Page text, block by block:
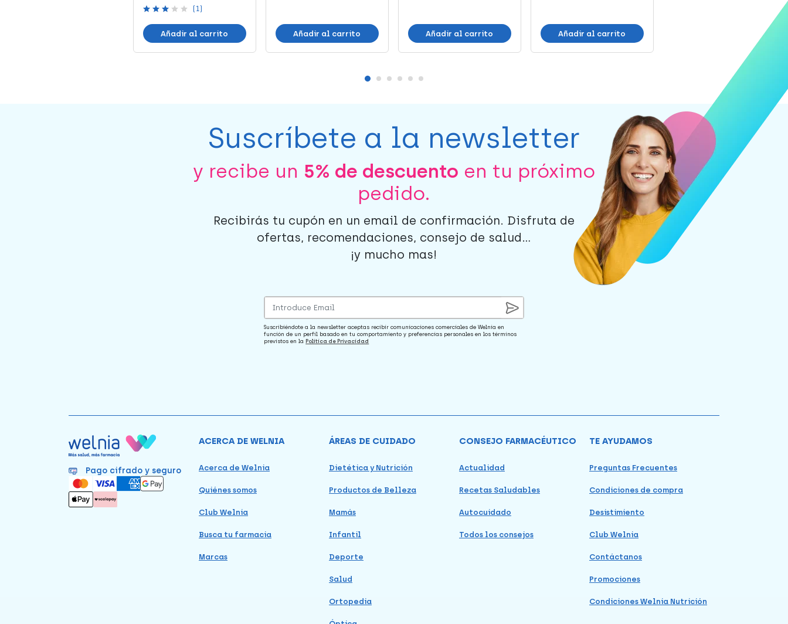
(1)
Añadir al carrito Añadir al carrito Añadir al carrito Añadir al carrito
Suscríbete a la newsletter
y recibe un 5% de descuento en tu próximo
pedido.
Recibirás tu cupón en un email de confirmación. Disfruta de
ofertas, recomendaciones, consejo de salud...
¡y mucho mas!
Suscribiéndote a la newsletter aceptas recibir comunicaciones comerciales de Welnia en
función de un perfil basado en tu comportamiento y preferencias personales en los términos
previstos en laPolítica de Privacidad
Pago cifrado y seguro
ACERCA DE WELNIA
Acerca de Welnia
Quiénes somos
Club Welnia
Busca tu farmacia
Marcas
ÁREAS DE CUIDADO
Dietética y Nutrición
Productos de Belleza
Mamás
Infantil
Deporte
Salud
Ortopedia
CONSEJO FARMACÉUTICO
Actualidad
Recetas Saludables
Autocuidado
Todos los consejos
TE AYUDAMOS
Preguntas Frecuentes
Condiciones de compra
Desistimiento
Club Welnia
Contáctanos
Promociones
Condiciones Welnia Nutrición